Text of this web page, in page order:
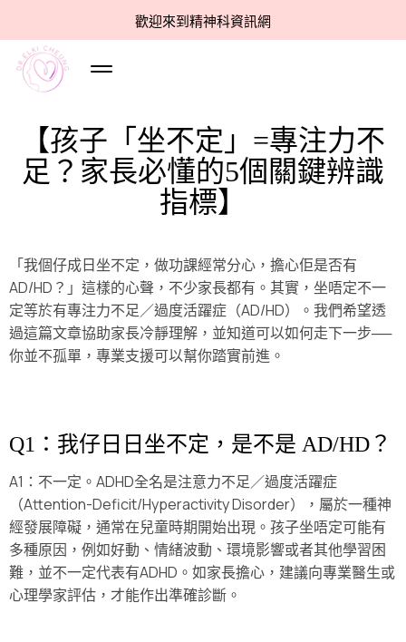
歡迎來到精神科資訊網
【孩子「坐不定」=專注力不
足？家長必懂的5個關鍵辨識
指標】
「我個仔成日坐不定，做功課經常分心，擔心佢是否有
AD/HD？」這樣的心聲，不少家長都有。其實，坐唔定不一
定等於有專注力不足／過度活躍症（AD/HD）。我們希望透
過這篇文章協助家長冷靜理解，並知道可以如何走下一步──
你並不孤單，專業支援可以幫你踏實前進。
Q1：我仔日日坐不定，是不是 AD/HD？
A1：不一定。ADHD全名是注意力不足／過度活躍症
（Attention-Deficit/Hyperactivity Disorder），屬於一種神
經發展障礙，通常在兒童時期開始出現。孩子坐唔定可能有
多種原因，例如好動、情緒波動、環境影響或者其他學習困
難，並不一定代表有ADHD。如家長擔心，建議向專業醫生或
心理學家評估，才能作出準確診斷。